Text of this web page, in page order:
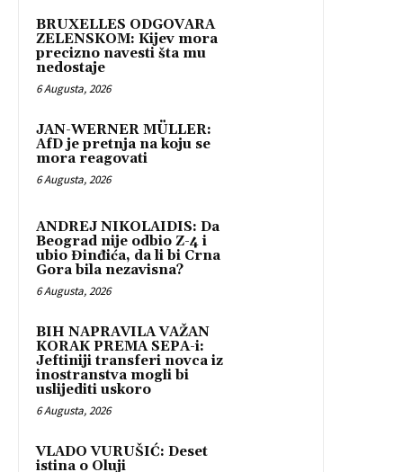
BRUXELLES ODGOVARA
ZELENSKOM: Kijev mora
precizno navesti šta mu
nedostaje
6 Augusta, 2026
JAN-WERNER MÜLLER:
AfD je pretnja na koju se
mora reagovati
6 Augusta, 2026
ANDREJ NIKOLAIDIS: Da
Beograd nije odbio Z-4 i
ubio Đinđića, da li bi Crna
Gora bila nezavisna?
6 Augusta, 2026
BIH NAPRAVILA VAŽAN
KORAK PREMA SEPA-i:
Jeftiniji transferi novca iz
inostranstva mogli bi
uslijediti uskoro
6 Augusta, 2026
VLADO VURUŠIĆ: Deset
istina o Oluji